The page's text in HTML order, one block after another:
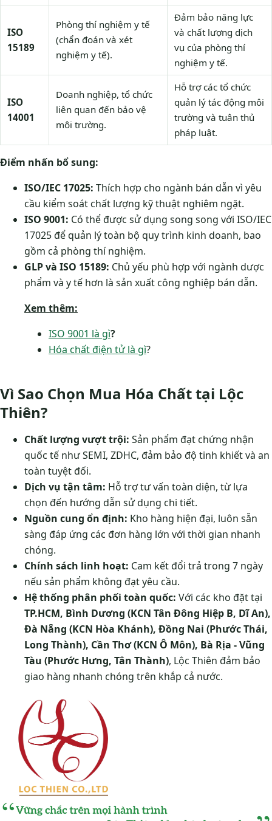
ISO
15189
Phòng thí nghiệm y tế
(chẩn đoán và xét
nghiệm y tế).
Đảm bảo năng lực
và chất lượng dịch
vụ của phòng thí
nghiệm y tế.
ISO
14001
Doanh nghiệp, tổ chức
liên quan đến bảo vệ
môi trường.
Hỗ trợ các tổ chức
quản lý tác động môi
trường và tuân thủ
pháp luật.
Điểm nhấn bổ sung:
ISO/IEC 17025: Thích hợp cho ngành bán dẫn vì yêu
cầu kiểm soát chất lượng kỹ thuật nghiêm ngặt.
ISO 9001: Có thể được sử dụng song song với ISO/IEC
17025 để quản lý toàn bộ quy trình kinh doanh, bao
gồm cả phòng thí nghiệm.
GLP và ISO 15189: Chủ yếu phù hợp với ngành dược
phẩm và y tế hơn là sản xuất công nghiệp bán dẫn.
Xem thêm:
ISO 9001 là gì?
Hóa chất điện tử là gì?
Vì Sao Chọn Mua Hóa Chất tại Lộc
Thiên?
Chất lượng vượt trội: Sản phẩm đạt chứng nhận
quốc tế như SEMI, ZDHC, đảm bảo độ tinh khiết và an
toàn tuyệt đối.
Dịch vụ tận tâm: Hỗ trợ tư vấn toàn diện, từ lựa
chọn đến hướng dẫn sử dụng chi tiết.
Nguồn cung ổn định: Kho hàng hiện đại, luôn sẵn
sàng đáp ứng các đơn hàng lớn với thời gian nhanh
chóng.
Chính sách linh hoạt: Cam kết đổi trả trong 7 ngày
nếu sản phẩm không đạt yêu cầu.
Hệ thống phân phối toàn quốc: Với các kho đặt tại
TP.HCM, Bình Dương (KCN Tân Đông Hiệp B, Dĩ An),
Đà Nẵng (KCN Hòa Khánh), Đồng Nai (Phước Thái,
Long Thành), Cần Thơ (KCN Ô Môn), Bà Rịa - Vũng
Tàu (Phước Hưng, Tân Thành), Lộc Thiên đảm bảo
giao hàng nhanh chóng trên khắp cả nước.